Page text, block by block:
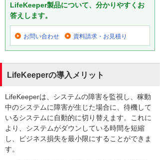
LifeKeeper製品について、分かりやすくお
答えします。
お問い合わせ 資料請求・お見積り
LifeKeeperの導入メリット
LifeKeeperは、システムの障害を監視し、稼動
中のシステムに障害が生じた場合に、待機して
いるシステムに自動的に切り替えます。これに
より、システムがダウンしている時間を短縮
し、ビジネス損失を最小限にすることができま
す。